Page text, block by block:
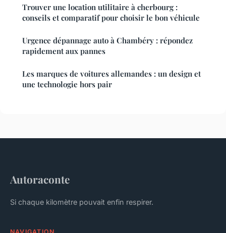
Trouver une location utilitaire à cherbourg :
conseils et comparatif pour choisir le bon véhicule
Urgence dépannage auto à Chambéry : répondez
rapidement aux pannes
Les marques de voitures allemandes : un design et
une technologie hors pair
Autoraconte
Si chaque kilomètre pouvait enfin respirer.